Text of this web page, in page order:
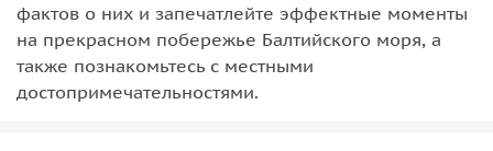
фактов о них и запечатлейте эффектные моменты
на прекрасном побережье Балтийского моря, а
также познакомьтесь с местными
достопримечательностями.